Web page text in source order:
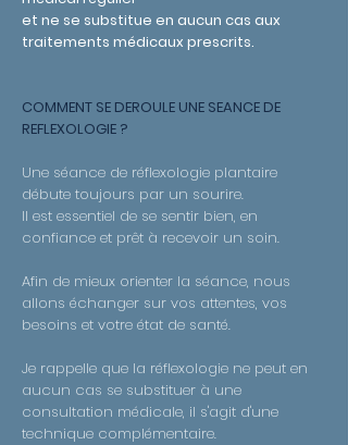
et ne se substitue en aucun cas aux
traitements médicaux prescrits.
COMMENT SE DEROULE UNE SEANCE DE
REFLEXOLOGIE ?
Une séance de réflexologie plantaire
débute toujours par un sourire.
Il est essentiel de se sentir bien, en
confiance et prêt à recevoir un soin.
Afin de mieux orienter la séance, nous
allons échanger sur vos attentes, vos
besoins et votre état de santé.
Je rappelle que la réflexologie ne peut en
aucun cas se substituer à une
consultation médicale, il s'agit d'une
technique complémentaire.